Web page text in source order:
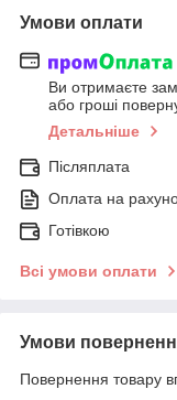
Умови оплати
Ви отримаєте
або гроші
Детальніше
Післяплата
Оплата на
Готівкою
Всі умови оплати
Умови
Повернення товару